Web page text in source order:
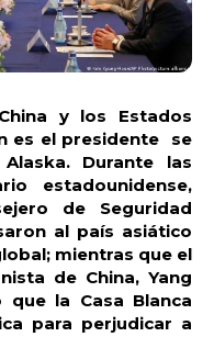
y los Estados
es el presidente se
Durante las
estadounidense,
de Seguridad
al país asiático
mientras que el
de China, Yang
que la Casa Blanca
para perjudicar a